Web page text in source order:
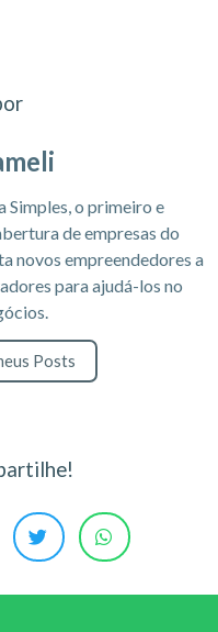
Simples, o primeiro e
de empresas do
novos empreendedores a
para ajudá-los no
Posts